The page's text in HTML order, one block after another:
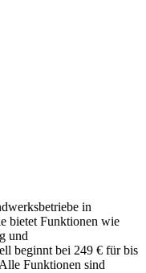
in
bietet Funktionen wie
und
beginnt bei 249 € für bis
Funktionen sind